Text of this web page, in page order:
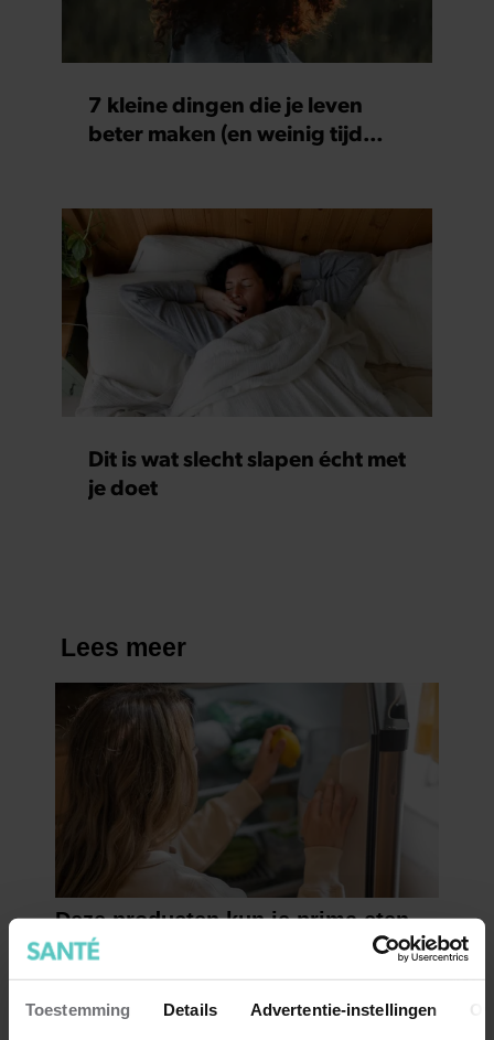
Toestemming Details Advertentie-instellingen
7 kleine dingen die je leven
beter maken (en weinig tijd
Dit is wat slecht slapen écht met
je doet